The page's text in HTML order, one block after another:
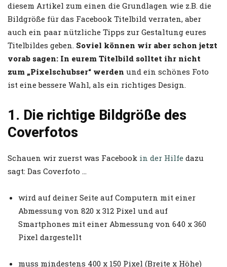
diesem Artikel zum einen die Grundlagen wie z.B. die
Bildgröße für das Facebook Titelbild verraten, aber
auch ein paar nützliche Tipps zur Gestaltung eures
Titelbildes geben. Soviel können wir aber schon jetzt
vorab sagen: In eurem Titelbild solltet ihr nicht
zum „Pixelschubser“ werden und ein schönes Foto
ist eine bessere Wahl, als ein richtiges Design.
1. Die richtige Bildgröße des
Coverfotos
Schauen wir zuerst was Facebook in der Hilfe dazu
sagt: Das Coverfoto …
wird auf deiner Seite auf Computern mit einer
Abmessung von 820 x 312 Pixel und auf
Smartphones mit einer Abmessung von 640 x 360
Pixel dargestellt
muss mindestens 400 x 150 Pixel (Breite x Höhe)